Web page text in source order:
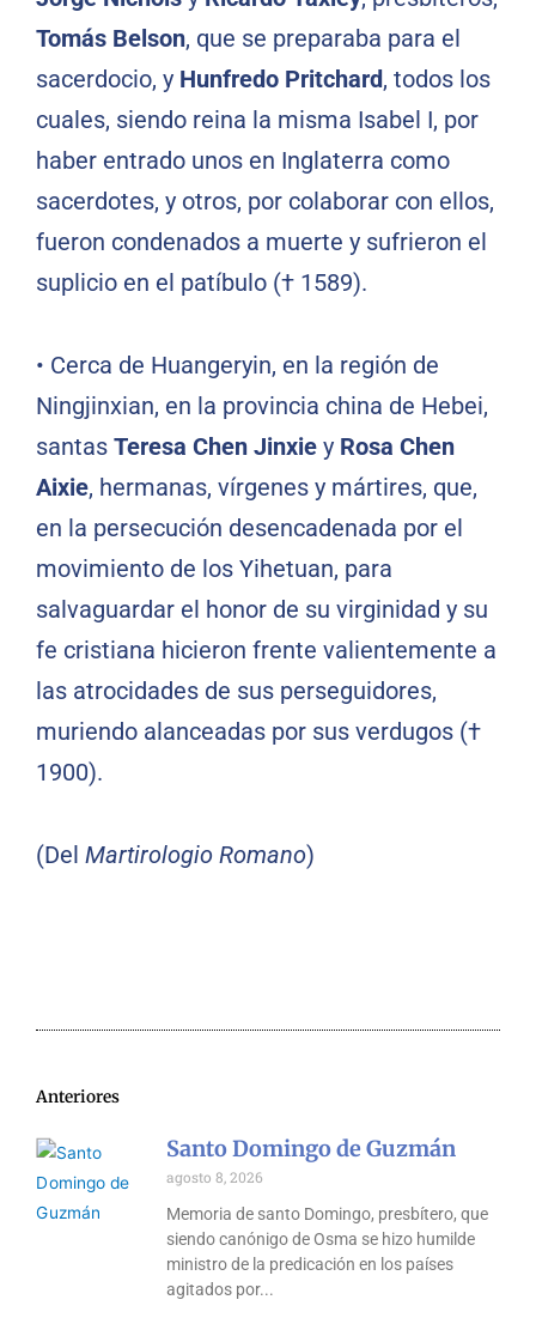
Tomás Belson, que se preparaba para el
sacerdocio, y Hunfredo Pritchard, todos los
cuales, siendo reina la misma Isabel I, por
haber entrado unos en Inglaterra como
sacerdotes, y otros, por colaborar con ellos,
fueron condenados a muerte y sufrieron el
suplicio en el patíbulo († 1589).
• Cerca de Huangeryin, en la región de
Ningjinxian, en la provincia china de Hebei,
santas Teresa Chen Jinxie y Rosa Chen
Aixie, hermanas, vírgenes y mártires, que,
en la persecución desencadenada por el
movimiento de los Yihetuan, para
salvaguardar el honor de su virginidad y su
fe cristiana hicieron frente valientemente a
las atrocidades de sus perseguidores,
muriendo alanceadas por sus verdugos (†
1900).
(Del Martirologio Romano)
Anteriores
Santo Domingo de Guzmán
agosto 8, 2026
Memoria de santo Domingo, presbítero, que
siendo canónigo de Osma se hizo humilde
ministro de la predicación en los países
agitados por